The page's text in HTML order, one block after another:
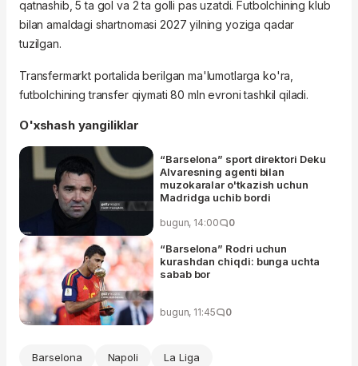
qatnashib, 5 ta gol va 2 ta golli pas uzatdi. Futbolchining klub
bilan amaldagi shartnomasi 2027 yilning yoziga qadar
tuzilgan.
Transfermarkt portalida berilgan ma'lumotlarga ko'ra,
futbolchining transfer qiymati 80 mln evroni tashkil qiladi.
O'xshash yangiliklar
“Barselona” sport direktori Deku
Alvaresning agenti bilan
muzokaralar o'tkazish uchun
Madridga uchib bordi
bugun, 14:00 0
“Barselona” Rodri uchun
kurashdan chiqdi: bunga uchta
sabab bor
bugun, 11:45 0
Barselona Napoli
La Liga